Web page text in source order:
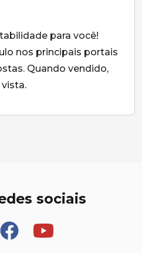
para você!
nos principais portais
Quando vendido,
sociais